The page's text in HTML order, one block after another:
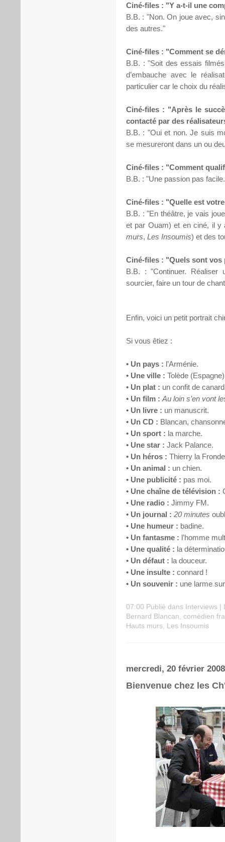
Ciné-files : "Y a-t-il une
B.B. : "Non. On joue avec,
des autres."
Ciné-files : "Comment se
B.B. : "Soit des essais
d’embauche avec le
particulier car le choix du
Ciné-files : "Après le
contacté par des
B.B. : "Oui et non. Je suis
se mesureront dans un ou
Ciné-files : "Comment
B.B. : "Une passion pas
Ciné-files : "Quelle est
B.B. : "En théâtre, je vais
et par Ouam) et en ciné, il y
murs, Les Insoumis) et des
Ciné-files : "Quels sont vos
B.B. : "Continuer. Réaliser
sourcier, faire un tour de
Enfin, voici un petit portrait
Si vous êtiez :
• Un pays : l’Arménie.
• Une ville : Tolède
• Un plat : un confit de
• Un film : Au loin s’en vont
• Un livre : un manuscrit.
• Un CD : Blancan,
• Un sport : la marche.
• Une star : Jack Palance.
• Un héros : Thierry la
• Un animal : un chien.
• Une publicité : pas moi.
• Une chaîne de télévision :
• Une radio : Jimmy FM.
• Un journal : 20 minutes
• Une humeur : badine.
• Un fantasme : l’homme
• Une qualité : la
• Un défaut : la douceur.
• Une insulte : connard !
• Un souvenir : une larme
07:00 Publié dans Interviews |
Bernard Blancan comédien
Hauts murs Les Insoumis
mercredi, 20 février 2008
Bienvenue chez les